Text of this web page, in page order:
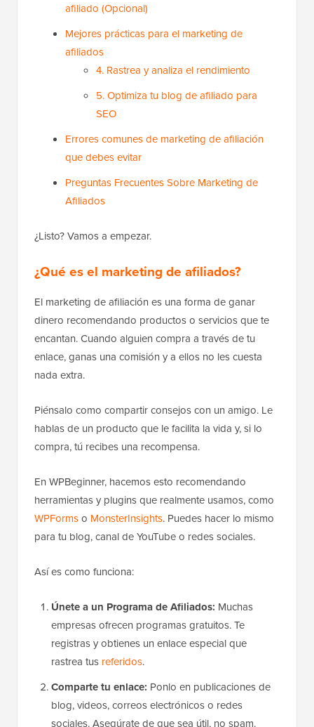
afiliado (Opcional)
Mejores prácticas para el marketing de
afiliados
4. Rastrea y analiza el rendimiento
5. Optimiza tu blog de afiliado para
SEO
Errores comunes de marketing de afiliación
que debes evitar
Preguntas Frecuentes Sobre Marketing de
Afiliados
¿Listo? Vamos a empezar.
¿Qué es el marketing de afiliados?
El marketing de afiliación es una forma de ganar
dinero recomendando productos o servicios que te
encantan. Cuando alguien compra a través de tu
enlace, ganas una comisión y a ellos no les cuesta
nada extra.
Piénsalo como compartir consejos con un amigo. Le
hablas de un producto que le facilita la vida y, si lo
compra, tú recibes una recompensa.
En WPBeginner, hacemos esto recomendando
herramientas y plugins que realmente usamos, como
WPFormso MonsterInsights. Puedes hacer lo mismo
para tu blog, canal de YouTube o redes sociales.
Así es como funciona:
Únete a un Programa de Afiliados: Muchas
empresas ofrecen programas gratuitos. Te
registras y obtienes un enlace especial que
rastrea tus referidos.
Comparte tu enlace: Ponlo en publicaciones de
blog, videos, correos electrónicos o redes
sociales. Asegúrate de que sea útil, no spam.